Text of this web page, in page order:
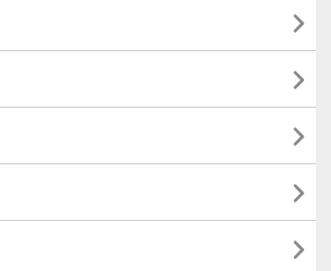




